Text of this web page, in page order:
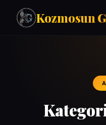
Kozmosun
Teknoloji
Çeviriler